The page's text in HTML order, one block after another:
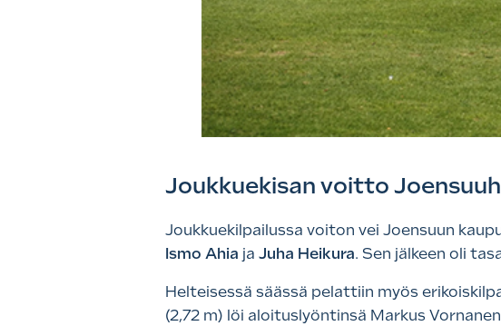
Joukkuekisan voitto
Joukkuekilpailussa voiton vei Joensuun
Ismo Ahia ja Juha Heikura. Sen jälkeen oli
Helteisessä säässä pelattiin myös
(2,72 m) löi aloituslyöntinsä Markus